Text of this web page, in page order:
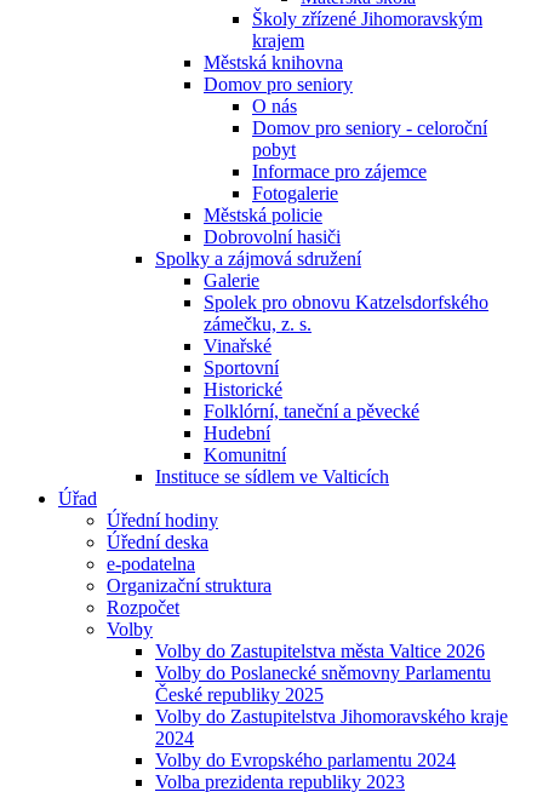
Školy zřízené Jihomoravským
krajem
Městská knihovna
Domov pro seniory
O nás
Domov pro seniory - celoroční
pobyt
Informace pro zájemce
Fotogalerie
Městská policie
Dobrovolní hasiči
Spolky a zájmová sdružení
Galerie
Spolek pro obnovu Katzelsdorfského
zámečku, z. s.
Vinařské
Sportovní
Historické
Folklórní, taneční a pěvecké
Hudební
Komunitní
Instituce se sídlem ve Valticích
Úřad
Úřední hodiny
Úřední deska
e-podatelna
Organizační struktura
Rozpočet
Volby
Volby do Zastupitelstva města Valtice 2026
Volby do Poslanecké sněmovny Parlamentu
České republiky 2025
Volby do Zastupitelstva Jihomoravského kraje
2024
Volby do Evropského parlamentu 2024
Volba prezidenta republiky 2023